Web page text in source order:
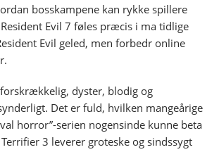
bosskampene kan rykke spillere
Evil 7 føles præcis i ma tidlige
Evil geled, men forbedr online
dyster, blodig og
Det er fuld, hvilken mangeårige
horror”-serien nogensinde kunne beta
3 leverer groteske og sindssygt